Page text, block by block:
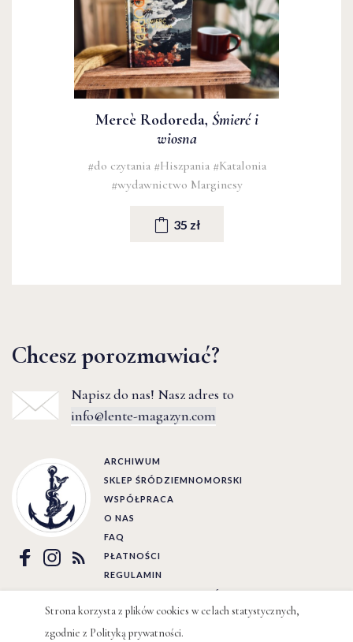
Mercè Rodoreda, Śmierć i
wiosna
#do czytania #Hiszpania #Katalonia
#wydawnictwo Marginesy
35 zł
Chcesz porozmawiać?
Napisz do nas! Nasz adres to
info@lente-magazyn.com
ARCHIWUM
SKLEP ŚRÓDZIEMNOMORSKI
WSPÓŁPRACA
O NAS
FAQ
PŁATNOŚCI
REGULAMIN
POLITYKA PRYWATNOŚCI
Strona korzysta z plików cookies w celach statystycznych,
zgodnie z Polityką prywatności.